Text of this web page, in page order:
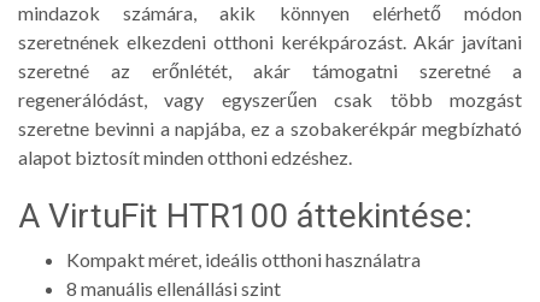
mindazok számára, akik könnyen elérhető módon
szeretnének elkezdeni otthoni kerékpározást. Akár javítani
szeretné az erőnlétét, akár támogatni szeretné a
regenerálódást, vagy egyszerűen csak több mozgást
szeretne bevinni a napjába, ez a szobakerékpár megbízható
alapot biztosít minden otthoni edzéshez.
A VirtuFit HTR100 áttekintése:
Kompakt méret, ideális otthoni használatra
8 manuális ellenállási szint